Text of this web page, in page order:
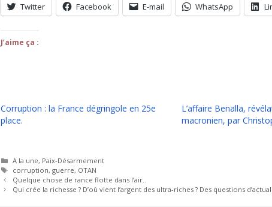
Twitter Facebook E-mail WhatsApp
J’aime ça :
Corruption : la France dégringole en 25e
place.
L’affaire Benalla,
macronien, par
Catégories
A la une, Paix-Désarmement
Étiquettes
corruption, guerre, OTAN
Quelque chose de rance flotte dans l’air..
Qui crée la richesse ? D’où vient l’argent des ultra-riches ? Des questions